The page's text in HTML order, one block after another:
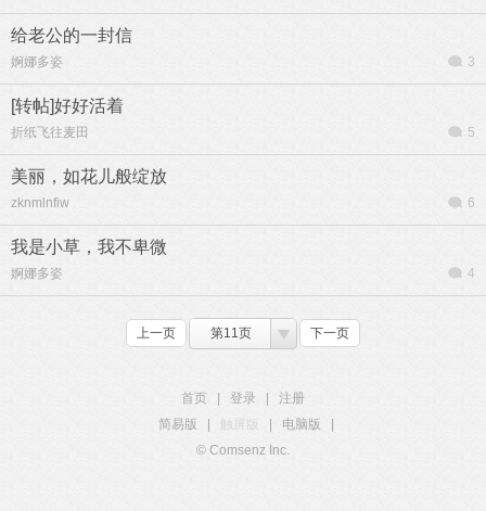
给老公的一封信
婀娜多姿 3
[转帖]好好活着
折纸飞往麦田 5
美丽，如花儿般绽放
zknmlnfiw 6
我是小草，我不卑微
婀娜多姿 4
上一页 第11页 下一页
首页 登录
注册
简易版
触屏版 电脑版
© Comsenz Inc.